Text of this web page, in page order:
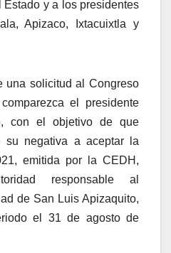
y a los presidentes
Apizaco, Ixtacuixtla y
una solicitud al Congreso
el presidente
con el objetivo de que
su negativa a aceptar la
emitida por la CEDH,
responsable al
de San Luis Apizaquito,
el 31 de agosto de